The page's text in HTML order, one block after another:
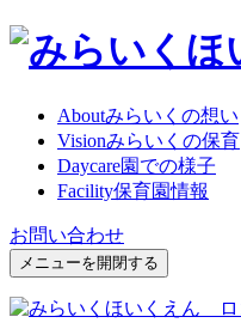
Aboutみらいくの想い
Visionみらいくの保育
Daycare園での様子
Facility保育園情報
お問い合わせ
メニューを開閉する